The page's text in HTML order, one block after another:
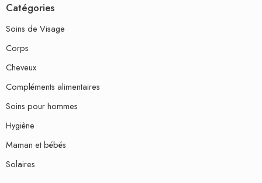
Catégories
Soins de Visage
Corps
Cheveux
Compléments alimentaires
Soins pour hommes
Hygiène
Maman et bébés
Solaires